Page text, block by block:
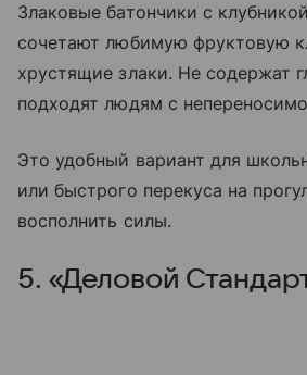
Злаковые батончики с
сочетают любимую фруктовую
хрустящие злаки. Не содержат
подходят людям с
Это удобный вариант для
или быстрого перекуса на
восполнить силы.
5. «Деловой